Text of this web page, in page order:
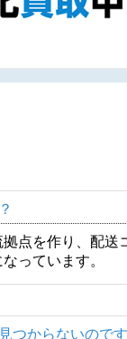
点を作り、配
っています。
つからないので